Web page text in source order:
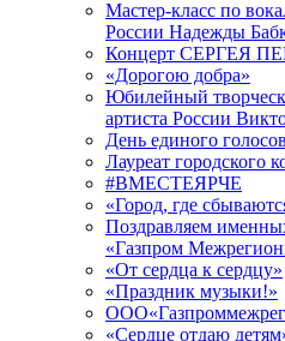
Мастер-класс по
России Надежды
Концерт СЕРГЕЯ
«Дорогою добра»
Юбилейный
артиста России
День единого
Лауреат городского
#ВМЕСТЕЯРЧЕ
«Город, где
Поздравляем
«Газпром
«От сердца к сердцу»
«Праздник музыки!»
«Сердце отдаю